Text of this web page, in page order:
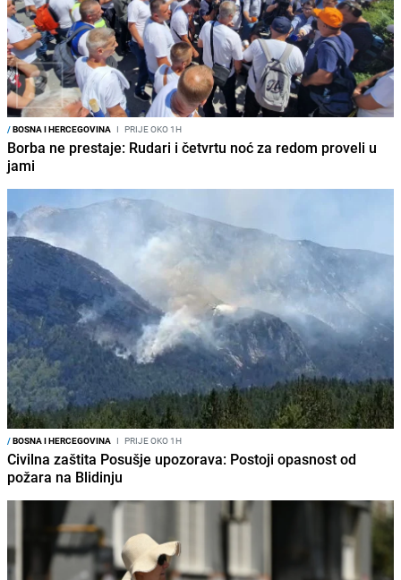
/BOSNA I HERCEGOVINA I PRIJE OKO 1H
Borba ne prestaje: Rudari i četvrtu noć za redom proveli u
jami
/BOSNA I HERCEGOVINA I PRIJE OKO 1H
Civilna zaštita Posušje upozorava: Postoji opasnost od
požara na Blidinju